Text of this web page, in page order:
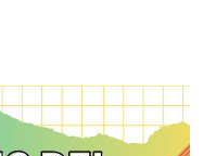
día la práctica dentro del
a docentes como